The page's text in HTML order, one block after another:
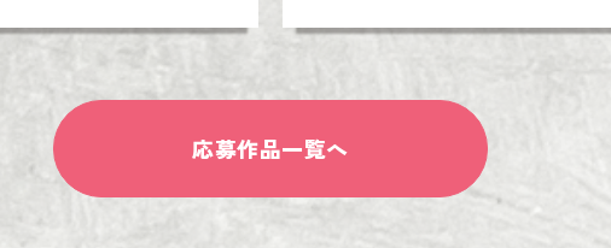
応募作品一覧へ